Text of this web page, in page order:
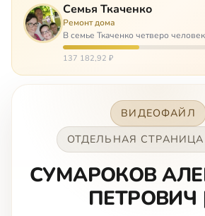
Семья Ткаченко
Ремонт дома
В семье Ткаченко четверо
сыновей. И это семья – крепость. У
и бед, что хватило бы на много
137 182,92 ₽
ВИДЕОФАЙЛ
ОТДЕЛЬНАЯ
СУМАРОКОВ
ПЕТРОВИЧ